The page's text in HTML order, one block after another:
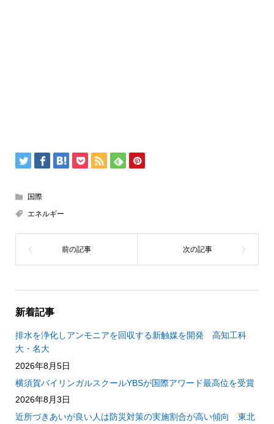
国際
エネルギー
新着記事
排水を浄化しアンモニアを回収する新触媒を開発 高知工科
大・名大
2026年8月5日
横須賀バイリンガルスクールYBSが国際アワード最高位を受賞
2026年8月3日
近所づきあいが良い人は防災対策の実施割合が高い傾向 東北